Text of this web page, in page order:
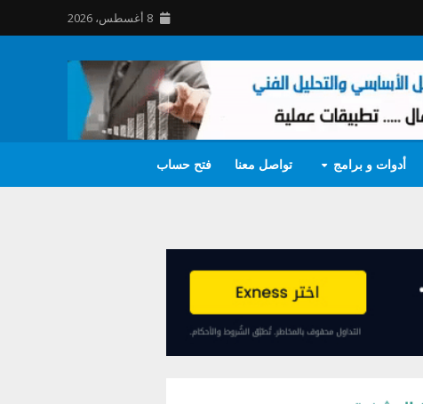
8 أغسطس، 2026
أدوات و برامج تواصل معنا فتح حساب